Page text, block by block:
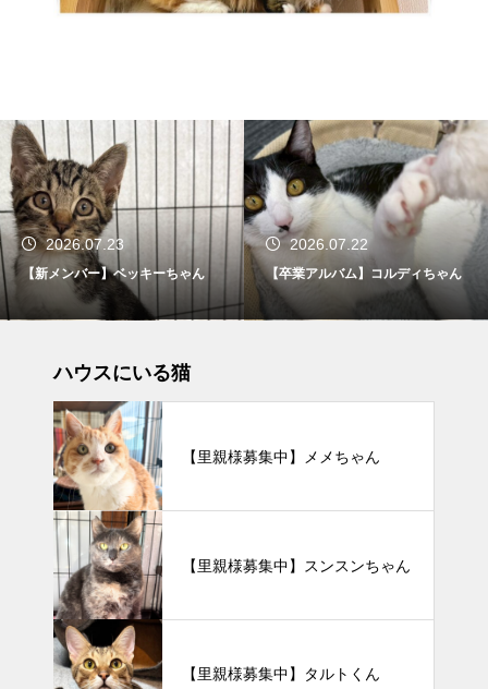
2026.07.23
【新メンバー】ベッキーちゃん
2026.07.22
【卒業アルバム】コルディちゃん
ハウスにいる猫
【里親様募集中】メメちゃん
【里親様募集中】スンスンちゃん
【里親様募集中】タルトくん